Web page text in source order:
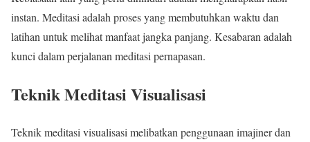
instan. Meditasi adalah proses yang membutuhkan waktu dan
latihan untuk melihat manfaat jangka panjang. Kesabaran adalah
kunci dalam perjalanan meditasi pernapasan.
Teknik Meditasi Visualisasi
Teknik meditasi visualisasi melibatkan penggunaan imajiner dan